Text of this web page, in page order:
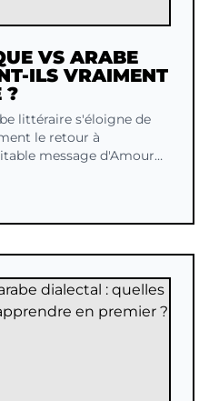
VS ARABE
ILS VRAIMENT
?
littéraire s'éloigne de
le retour à
message d'Amour